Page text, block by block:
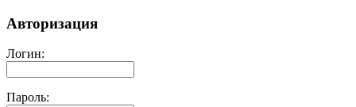
Авторизация
Логин:
Пароль: